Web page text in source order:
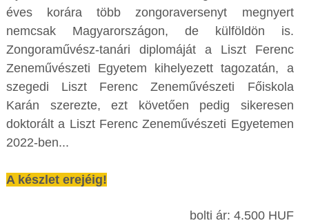
éves korára több zongoraversenyt megnyert
nemcsak Magyarországon, de külföldön is.
Zongoraművész-tanári diplomáját a Liszt Ferenc
Zeneművészeti Egyetem kihelyezett tagozatán, a
szegedi Liszt Ferenc Zeneművészeti Főiskola
Karán szerezte, ezt követően pedig sikeresen
doktorált a Liszt Ferenc Zeneművészeti Egyetemen
2022-ben...
A készlet erejéig!
bolti ár: 4.500 HUF